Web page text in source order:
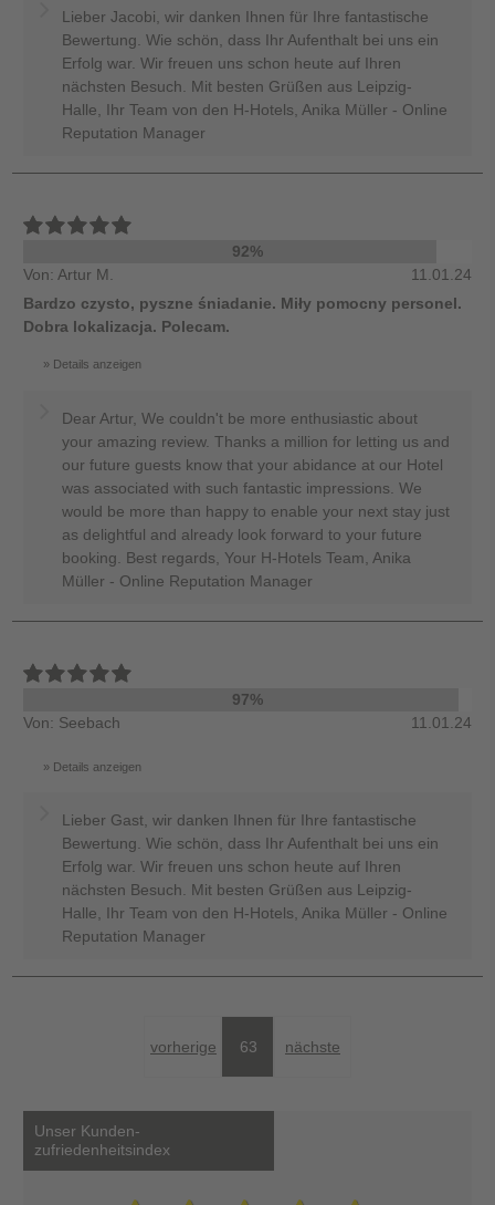
Lieber Jacobi, wir danken Ihnen für Ihre fantastische
Bewertung. Wie schön, dass Ihr Aufenthalt bei uns ein
Erfolg war. Wir freuen uns schon heute auf Ihren
nächsten Besuch. Mit besten Grüßen aus Leipzig-
Halle, Ihr Team von den H-Hotels, Anika Müller - Online
Reputation Manager
92%
Von: Artur M.
11.01.24
Bardzo czysto, pyszne śniadanie. Miły pomocny personel.
Dobra lokalizacja. Polecam.
Details anzeigen
Dear Artur, We couldn't be more enthusiastic about
your amazing review. Thanks a million for letting us and
our future guests know that your abidance at our Hotel
was associated with such fantastic impressions. We
would be more than happy to enable your next stay just
as delightful and already look forward to your future
booking. Best regards, Your H-Hotels Team, Anika
Müller - Online Reputation Manager
97%
Von: Seebach
11.01.24
Details anzeigen
Lieber Gast, wir danken Ihnen für Ihre fantastische
Bewertung. Wie schön, dass Ihr Aufenthalt bei uns ein
Erfolg war. Wir freuen uns schon heute auf Ihren
nächsten Besuch. Mit besten Grüßen aus Leipzig-
Halle, Ihr Team von den H-Hotels, Anika Müller - Online
Reputation Manager
vorherige 63 nächste
Unser Kunden-
zufriedenheitsindex